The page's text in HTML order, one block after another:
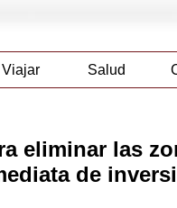
Viajar Salud
eliminar las
de